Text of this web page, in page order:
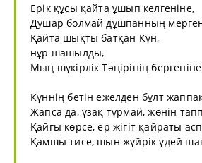
Ерiк құсы қайта ұшып келгенiне,
Душар болмай дұшпанның
Қайта шықты батқан Күн,
нұр шашылды,
Мың шүкiрлiк Тәңiрiнiң
Күннiң бетiн ежелден бұлт
Жапса да, ұзақ тұрмай, жөнiн
Қайғы көрсе, ер жiгiт қайраты
Қамшы тисе, шын жүйрiк үдей